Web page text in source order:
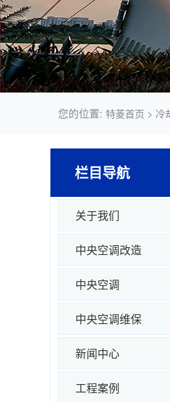
您的位置: 特菱首页 > 冷
栏目导航
关于我们
中央空调改造
中央空调
中央空调维保
新闻中心
工程案例